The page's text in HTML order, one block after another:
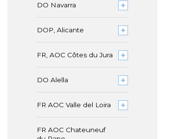
DO Navarra
DOP, Alicante
FR, AOC Côtes du Jura
DO Alella
FR AOC Valle del Loira
FR AOC Chateuneuf